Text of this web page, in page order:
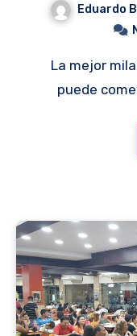
Eduardo
La mejor milanesa de Buenos Aires ya se
puede